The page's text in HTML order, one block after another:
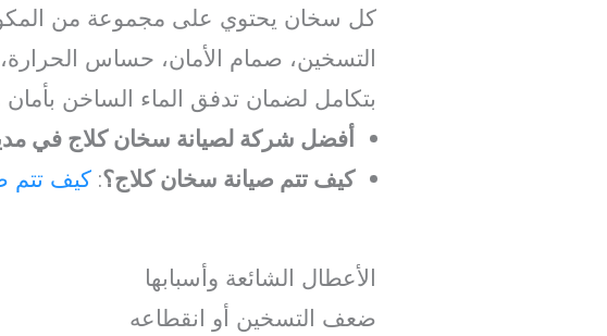
كل سخان يحتوي على مجموعة من
التسخين، صمام الأمان، حساس الحرارة،
بتكامل لضمان تدفق الماء الساخن بأمان
أفضل شركة لصيانة سخان كلاج في
كيف تتم صيانة سخان كلاج؟:كيف تتم
الأعطال الشائعة وأسبابها
ضعف التسخين أو انقطاعه